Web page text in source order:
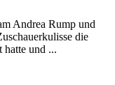
Andrea Rump und
die
hatte und ...